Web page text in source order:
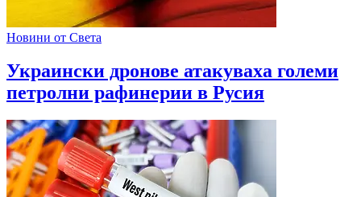
Новини от Света
Украински дронове атакуваха големи
петролни рафинерии в Русия